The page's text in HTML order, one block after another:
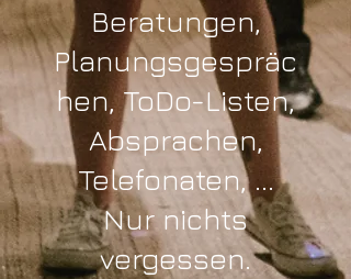
Beratungen,
Planungsgespräc
hen, ToDo-Listen,
Absprachen,
Telefonaten, ...
Nur nichts
vergessen.